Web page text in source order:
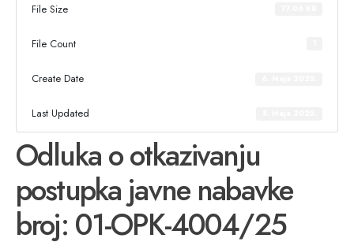
File Size
File Count
Create Date
Last Updated
Odluka o otkazivanju
postupka javne nabavke
broj: 01-OPK-4004/25